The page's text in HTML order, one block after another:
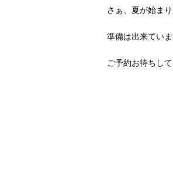
さぁ、夏が始ま
準備は出来てい
ご予約お待ちし